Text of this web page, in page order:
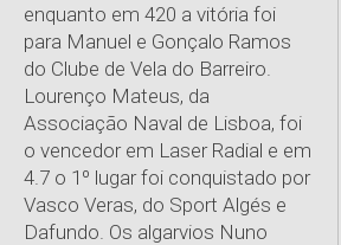
enquanto em 420 a vitória foi
para Manuel e Gonçalo Ramos
do Clube de Vela do Barreiro.
Lourenço Mateus, da
Associação Naval de Lisboa, foi
o vencedor em Laser Radial e em
4.7 o 1º lugar foi conquistado por
Vasco Veras, do Sport Algés e
Dafundo. Os algarvios Nuno